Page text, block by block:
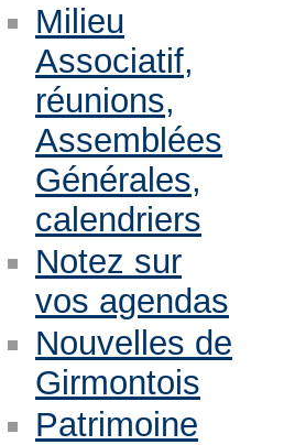
Milieu
Associatif,
réunions,
Assemblées
Générales,
calendriers
Notez sur
vos agendas
Nouvelles de
Girmontois
Patrimoine